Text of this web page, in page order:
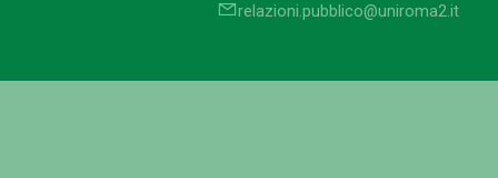
relazioni.pubblico@uniroma2.it